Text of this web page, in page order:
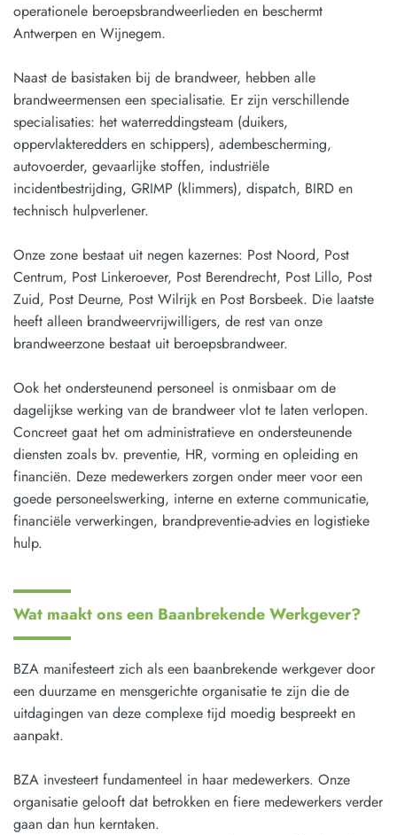
operationele beroepsbrandweerlieden en beschermt
Antwerpen en Wijnegem.
Naast de basistaken bij de brandweer, hebben alle
brandweermensen een specialisatie. Er zijn verschillende
specialisaties: het waterreddingsteam (duikers,
oppervlakteredders en schippers), adembescherming,
autovoerder, gevaarlijke stoffen, industriële
incidentbestrijding, GRIMP (klimmers), dispatch, BIRD en
technisch hulpverlener.
Onze zone bestaat uit negen kazernes: Post Noord, Post
Centrum, Post Linkeroever, Post Berendrecht, Post Lillo, Post
Zuid, Post Deurne, Post Wilrijk en Post Borsbeek. Die laatste
heeft alleen brandweervrijwilligers, de rest van onze
brandweerzone bestaat uit beroepsbrandweer.
Ook het ondersteunend personeel is onmisbaar om de
dagelijkse werking van de brandweer vlot te laten verlopen.
Concreet gaat het om administratieve en ondersteunende
diensten zoals bv. preventie, HR, vorming en opleiding en
financiën. Deze medewerkers zorgen onder meer voor een
goede personeelswerking, interne en externe communicatie,
financiële verwerkingen, brandpreventie-advies en logistieke
hulp.
Wat maakt ons een Baanbrekende Werkgever?
BZA manifesteert zich als een baanbrekende werkgever door
een duurzame en mensgerichte organisatie te zijn die de
uitdagingen van deze complexe tijd moedig bespreekt en
aanpakt.
BZA investeert fundamenteel in haar medewerkers. Onze
organisatie gelooft dat betrokken en fiere medewerkers verder
gaan dan hun kerntaken.